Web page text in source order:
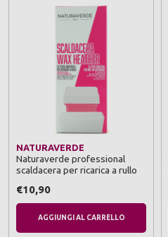
NATURAVERDE
Naturaverde professional
scaldacera per ricarica a rullo
€10,90
AGGIUNGI AL CARRELLO